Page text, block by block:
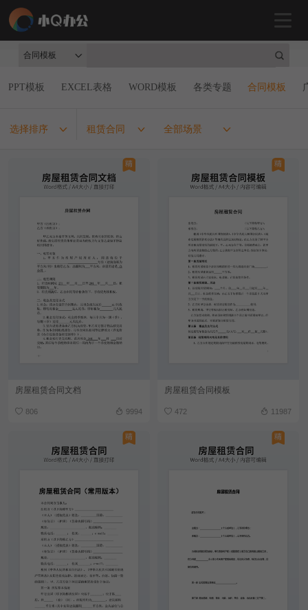
合同模板
PPT模板 EXCEL表格 WORD模板 各类专题 合同模板
选择排序 租赁合同 全部场景
房屋租赁合同文档
806 9994
房屋租赁合同模板
472 11987